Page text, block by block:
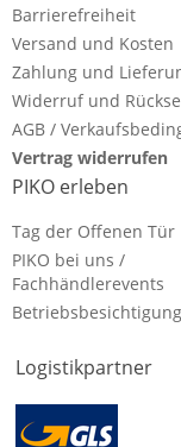
Barrierefreiheit
Versand und Kosten
Zahlung und
Widerruf und
AGB /
Vertrag widerrufen
PIKO erleben
Tag der Offenen Tür
PIKO bei uns /
Fachhändlerevents
Betriebsbesichtigung
Logistikpartner